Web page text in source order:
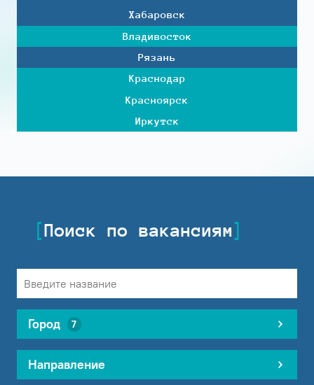
Хабаровск
Владивосток
Рязань
Краснодар
Красноярск
Иркутск
Поиск по вакансиям
Город 7
Направление